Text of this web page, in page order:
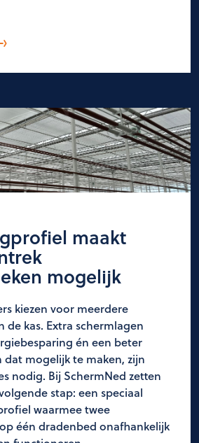
maakt
mogelijk
kiezen voor meerdere
de kas. Extra schermlagen
én een beter
mogelijk te maken, zijn
nodig. Bij SchermNed zetten
stap: een speciaal
waarmee twee
één dradenbed onafhankelijk